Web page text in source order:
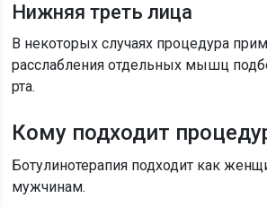
Нижняя треть лица
В некоторых случаях процедура
расслабления отдельных мышц
рта.
Кому подходит
Ботулинотерапия подходит как
мужчинам.